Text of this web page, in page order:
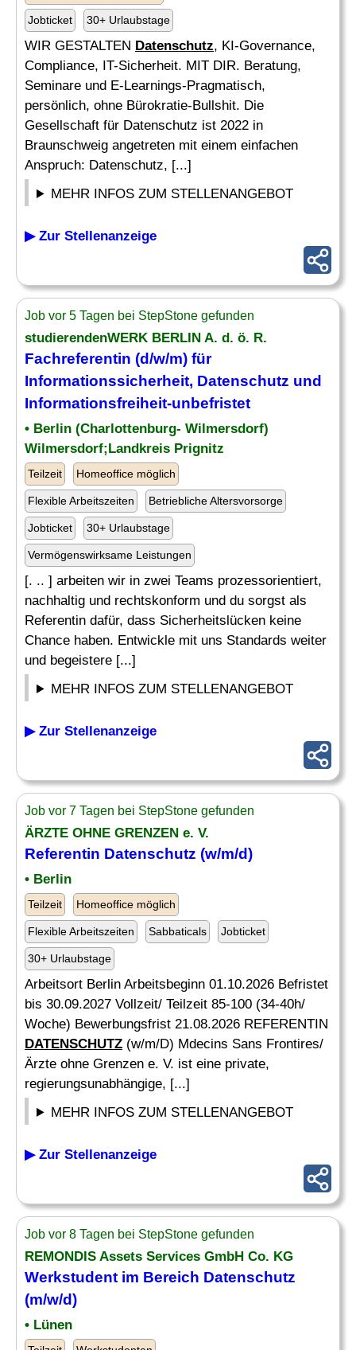
Jobticket 30+ Urlaubstage
WIR GESTALTEN Datenschutz, KI-Governance,
Compliance, IT-Sicherheit. MIT DIR. Beratung,
Seminare und E-Learnings-Pragmatisch,
persönlich, ohne Bürokratie-Bullshit. Die
Gesellschaft für Datenschutz ist 2022 in
Braunschweig angetreten mit einem einfachen
Anspruch: Datenschutz, [...]
MEHR INFOS ZUM STELLENANGEBOT
▶ Zur Stellenanzeige
Job vor 5 Tagen bei StepStone gefunden
studierendenWERK BERLIN A. d. ö. R.
Fachreferentin (d/w/m) für
Informationssicherheit, Datenschutz und
Informationsfreiheit-unbefristet
• Berlin (Charlottenburg- Wilmersdorf)
Wilmersdorf;Landkreis Prignitz
Teilzeit Homeoffice möglich
Flexible Arbeitszeiten Betriebliche Altersvorsorge
Jobticket 30+ Urlaubstage
Vermögenswirksame Leistungen
[. .. ] arbeiten wir in zwei Teams prozessorientiert,
nachhaltig und rechtskonform und du sorgst als
Referentin dafür, dass Sicherheitslücken keine
Chance haben. Entwickle mit uns Standards weiter
und begeistere [...]
MEHR INFOS ZUM STELLENANGEBOT
▶ Zur Stellenanzeige
Job vor 7 Tagen bei StepStone gefunden
ÄRZTE OHNE GRENZEN e. V.
Referentin Datenschutz (w/m/d)
• Berlin
Teilzeit Homeoffice möglich
Flexible Arbeitszeiten Sabbaticals Jobticket
30+ Urlaubstage
Arbeitsort Berlin Arbeitsbeginn 01.10.2026 Befristet
bis 30.09.2027 Vollzeit/ Teilzeit 85-100 (34-40h/
Woche) Bewerbungsfrist 21.08.2026 REFERENTIN
DATENSCHUTZ (w/m/D) Mdecins Sans Frontires/
Ärzte ohne Grenzen e. V. ist eine private,
regierungsunabhängige, [...]
MEHR INFOS ZUM STELLENANGEBOT
▶ Zur Stellenanzeige
Job vor 8 Tagen bei StepStone gefunden
REMONDIS Assets Services GmbH Co. KG
Werkstudent im Bereich Datenschutz
(m/w/d)
• Lünen